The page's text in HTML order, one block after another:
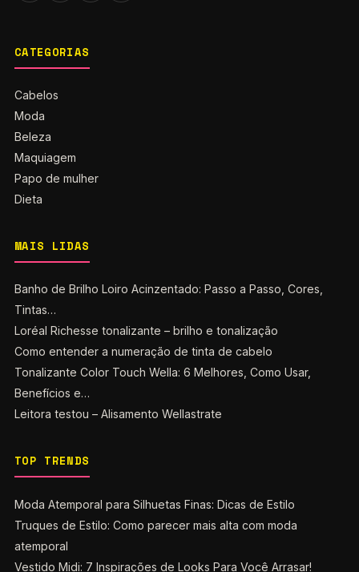
CATEGORIAS
Cabelos
Moda
Beleza
Maquiagem
Papo de mulher
Dieta
MAIS LIDAS
Banho de Brilho Loiro Acinzentado: Passo a Passo, Cores,
Tintas…
Loréal Richesse tonalizante – brilho e tonalização
Como entender a numeração de tinta de cabelo
Tonalizante Color Touch Wella: 6 Melhores, Como Usar,
Benefícios e…
Leitora testou – Alisamento Wellastrate
TOP TRENDS
Moda Atemporal para Silhuetas Finas: Dicas de Estilo
Truques de Estilo: Como parecer mais alta com moda
atemporal
Vestido Midi: 7 Inspirações de Looks Para Você Arrasar!